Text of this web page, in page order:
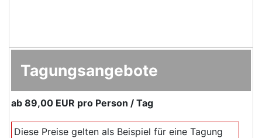
Tagungsangebote
ab 89,00 EUR pro Person / Tag
Diese Preise gelten als Beispiel für eine Tagung